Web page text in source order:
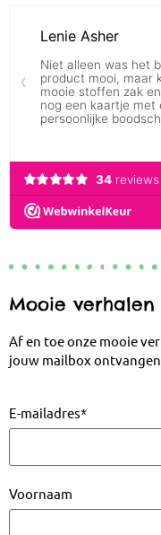
Mooie verhalen
Af en toe onze mooie
jouw mailbox
E-mailadres*
Voornaam